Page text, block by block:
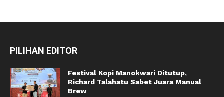
PILIHAN EDITOR
Festival Kopi Manokwari Ditutup,
Richard Talahatu Sabet Juara Manual
Brew